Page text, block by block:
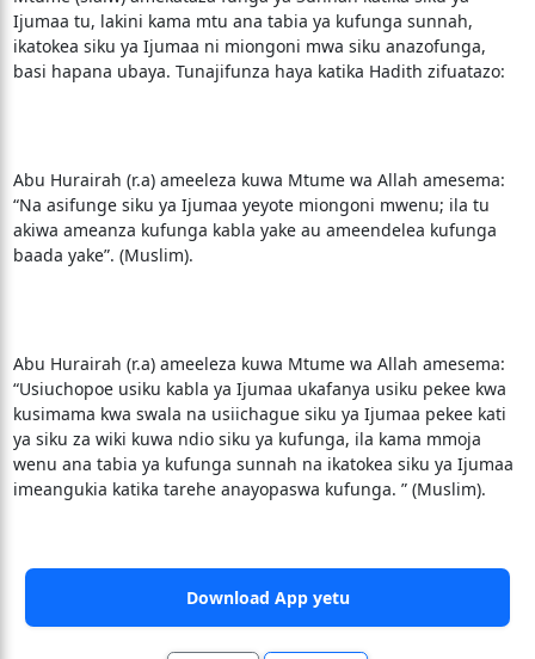
Ijumaa tu, lakini kama mtu ana tabia ya kufunga sunnah,
ikatokea siku ya Ijumaa ni miongoni mwa siku anazofunga,
basi hapana ubaya. Tunajifunza haya katika Hadith zifuatazo:
Abu Hurairah (r.a) ameeleza kuwa Mtume wa Allah amesema:
“Na asifunge siku ya Ijumaa yeyote miongoni mwenu; ila tu
akiwa ameanza kufunga kabla yake au ameendelea kufunga
baada yake”. (Muslim).
Abu Hurairah (r.a) ameeleza kuwa Mtume wa Allah amesema:
“Usiuchopoe usiku kabla ya Ijumaa ukafanya usiku pekee kwa
kusimama kwa swala na usiichague siku ya Ijumaa pekee kati
ya siku za wiki kuwa ndio siku ya kufunga, ila kama mmoja
wenu ana tabia ya kufunga sunnah na ikatokea siku ya Ijumaa
imeangukia katika tarehe anayopaswa kufunga. ” (Muslim).
Download App yetu